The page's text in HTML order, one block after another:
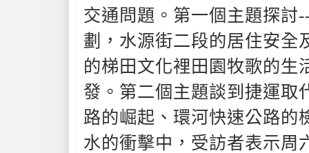
交通問題。第一個主題探討
劃，水源街二段的居住安全
的梯田文化裡田園牧歌的生
發。第二個主題談到捷運取
路的崛起、環河快速公路的
水的衝擊中，受訪者表示周